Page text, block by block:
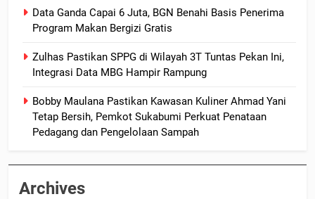
Data Ganda Capai 6 Juta, BGN Benahi Basis Penerima
Program Makan Bergizi Gratis
Zulhas Pastikan SPPG di Wilayah 3T Tuntas Pekan Ini,
Integrasi Data MBG Hampir Rampung
Bobby Maulana Pastikan Kawasan Kuliner Ahmad Yani
Tetap Bersih, Pemkot Sukabumi Perkuat Penataan
Pedagang dan Pengelolaan Sampah
Archives